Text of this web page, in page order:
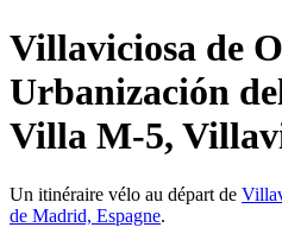
Villaviciosa de
Urbanización
Villa M-5,
Un itinéraire vélo au départ de
de Madrid, Espagne.